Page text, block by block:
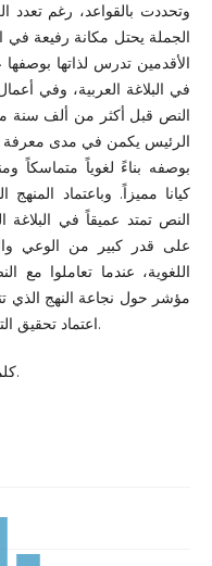
وتحددت بالقواعد، رغم
الجملة يحتل مكانة رفيعة في
الأقدمين تدرس لذاتها
في البلاغة العربية، وفي
النص قبل أكثر من ألف سنة
الرئيس يكمن في مدى معرفة
بوصفه بناءً لغوياً متماسكاً
كيانا مميزاً. وباعتماد
النص تمتد عميقاً في البلاغة
على قدر كبير من الوعي
اللغوية، عندما تعاملوا مع
مؤشر حول نجاعة النهج الذي
اعتماد تحقيق التكامل بين علوم التراث والعلوم المعاصرة.
اللغة العربية، النص، التراث.